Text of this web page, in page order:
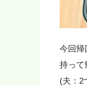
今回帰
持って
(夫：2